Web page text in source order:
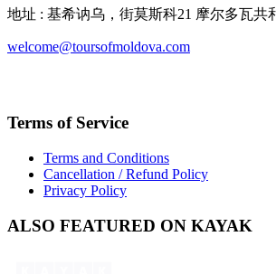
地址 : 基希讷乌，街莫斯科21 摩尔多瓦共
welcome@toursofmoldova.com
Terms of Service
Terms and Conditions
Cancellation / Refund Policy
Privacy Policy
ALSO FEATURED ON KAYAK